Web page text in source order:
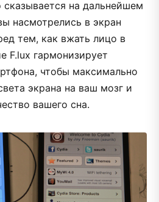
сказывается на дальнейшем
насмотрелись в экран
тем, как вжать лицо в
F.lux гармонизирует
чтобы максимально
экрана на ваш мозг и
вашего сна.